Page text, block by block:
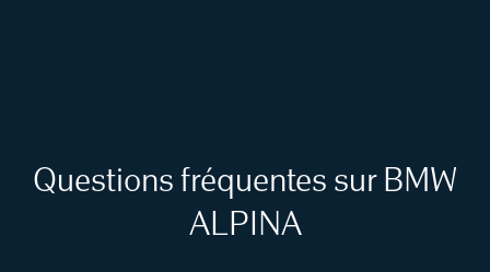
Questions fréquentes sur BMW
ALPINA